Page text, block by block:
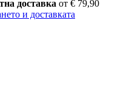
доставка от € 79,90
и доставката